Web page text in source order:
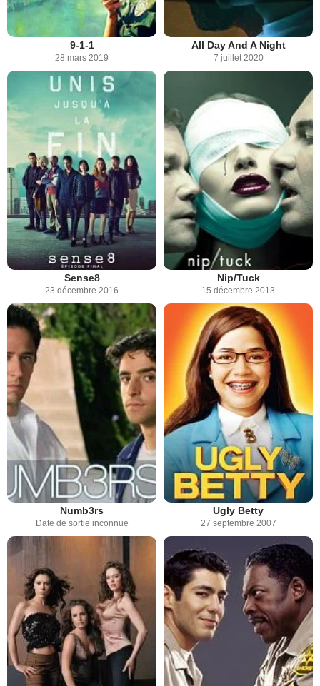
9-1-1
28 mars 2019
All Day And A Night
7 juillet 2020
Sense8
23 décembre 2016
Nip/Tuck
15 décembre 2013
Numb3rs
Date de sortie inconnue
Ugly Betty
27 septembre 2007